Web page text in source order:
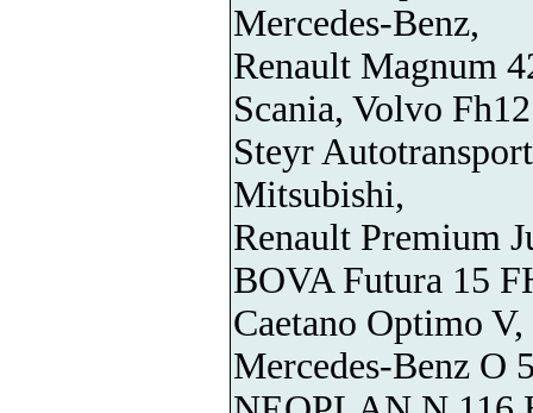
Mercedes-Benz,
Renault Magnum
Scania, Volvo
Steyr
Mitsubishi,
Renault Premium
BOVA Futura 15
Caetano Optimo V,
Mercedes-Benz O